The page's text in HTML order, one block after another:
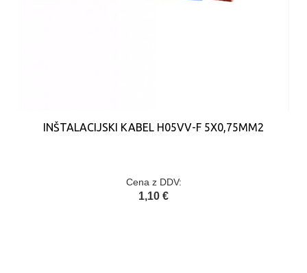
INŠTALACIJSKI KABEL H05VV-F 5X0,75MM2
Cena z DDV:
1,10 €